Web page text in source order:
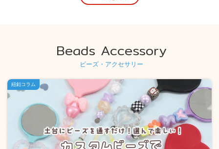
Beads Accessory
ビーズ・アクセサリー
紐釦コラム